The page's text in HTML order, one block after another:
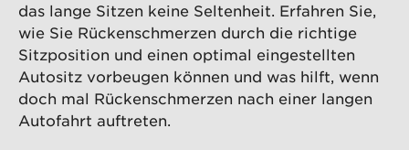
das lange Sitzen keine Seltenheit. Erfahren Sie,
wie Sie Rückenschmerzen durch die richtige
Sitzposition und einen optimal eingestellten
Autositz vorbeugen können und was hilft, wenn
doch mal Rückenschmerzen nach einer langen
Autofahrt auftreten.